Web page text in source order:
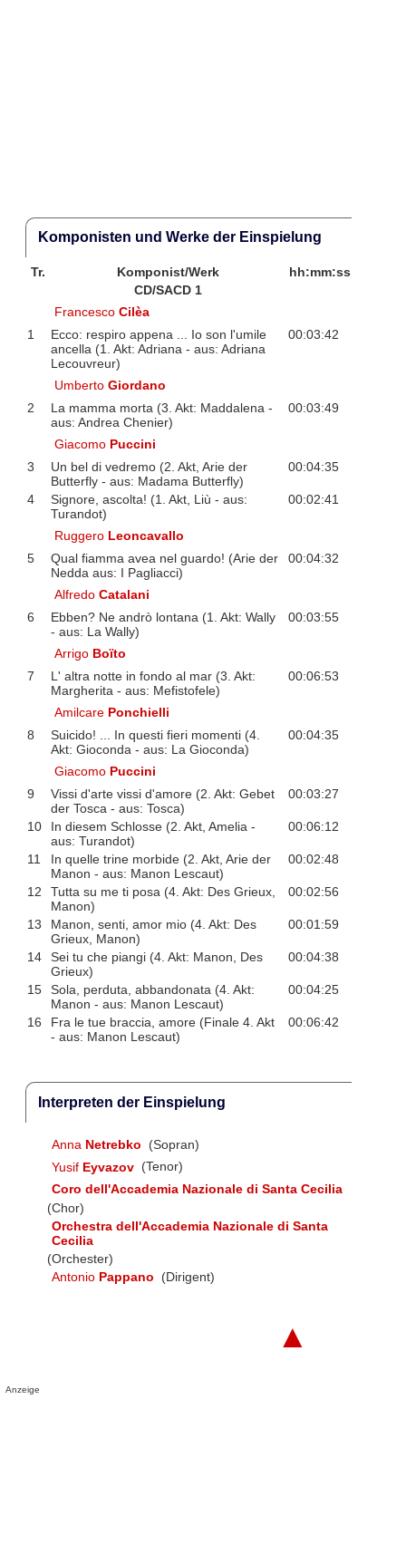
Komponisten und Werke der Einspielung
Tr. Komponist/Werk
hh:mm:ss
CD/SACD 1
FrancescoCilèa
1
Ecco: respiro appena ... Io son l'umile
ancella (1. Akt: Adriana - aus: Adriana
Lecouvreur)
00:03:42
UmbertoGiordano
2
La mamma morta (3. Akt: Maddalena -
aus: Andrea Chenier)
00:03:49
Giacomo Puccini
3
Un bel di vedremo (2. Akt, Arie der
Butterfly - aus: Madama Butterfly)
00:04:35
4
Signore, ascolta! (1. Akt, Liù - aus:
Turandot)
00:02:41
Ruggero Leoncavallo
5
Qual fiamma avea nel guardo! (Arie der
Nedda aus: I Pagliacci)
00:04:32
AlfredoCatalani
6
Ebben? Ne andrò lontana (1. Akt: Wally
- aus: La Wally)
00:03:55
Arrigo Boïto
7
L' altra notte in fondo al mar (3. Akt:
Margherita - aus: Mefistofele)
00:06:53
Amilcare Ponchielli
8
Suicido! ... In questi fieri momenti (4.
Akt: Gioconda - aus: La Gioconda)
00:04:35
Giacomo Puccini
9
Vissi d'arte vissi d'amore (2. Akt: Gebet
der Tosca - aus: Tosca)
00:03:27
10
In diesem Schlosse (2. Akt, Amelia -
aus: Turandot)
00:06:12
11
In quelle trine morbide (2. Akt, Arie der
Manon - aus: Manon Lescaut)
00:02:48
12
Tutta su me ti posa (4. Akt: Des Grieux,
Manon)
00:02:56
13
Manon, senti, amor mio (4. Akt: Des
Grieux, Manon)
00:01:59
14
Sei tu che piangi (4. Akt: Manon, Des
Grieux)
00:04:38
15
Sola, perduta, abbandonata (4. Akt:
Manon - aus: Manon Lescaut)
00:04:25
16
Fra le tue braccia, amore (Finale 4. Akt
- aus: Manon Lescaut)
00:06:42
Interpreten der Einspielung
Anna Netrebko
(Sopran)
Yusif Eyvazov (Tenor)
Coro dell'Accademia Nazionale di Santa Cecilia
(Chor)
Orchestra dell'Accademia Nazionale di Santa
Cecilia
(Orchester)
Antonio Pappano (Dirigent)
▲
Anzeige